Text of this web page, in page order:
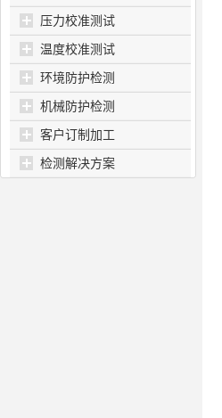
压力校准测试
温度校准测试
环境防护检测
机械防护检测
客户订制加工
检测解决方案